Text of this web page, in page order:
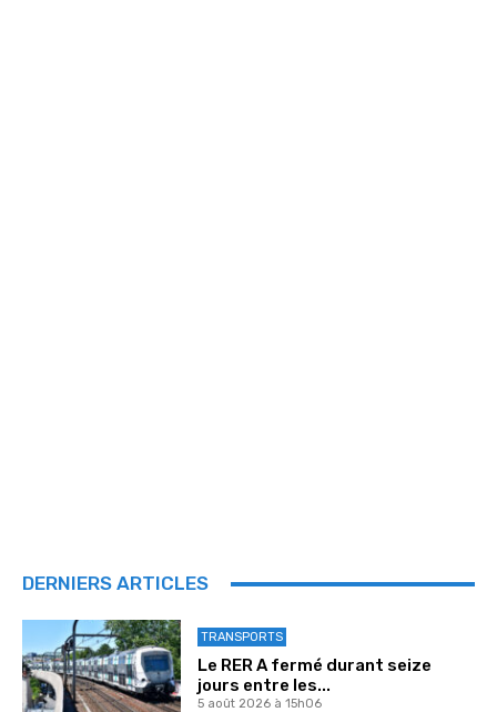
DERNIERS ARTICLES
TRANSPORTS
Le RER A fermé durant seize
jours entre les...
5 août 2026 à 15h06